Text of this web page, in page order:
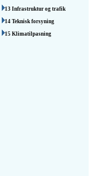
13 Infrastruktur og trafik
14 Teknisk forsyning
15 Klimatilpasning